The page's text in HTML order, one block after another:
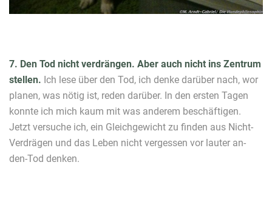
7. Den Tod nicht verdrängen. Aber auch nicht ins Zentrum
stellen. Ich lese über den Tod, ich denke darüber nach, wor
planen, was nötig ist, reden darüber. In den ersten Tagen
konnte ich mich kaum mit was anderem beschäftigen.
Jetzt versuche ich, ein Gleichgewicht zu finden aus Nicht-
Verdrägen und das Leben nicht vergessen vor lauter an-
den-Tod denken.